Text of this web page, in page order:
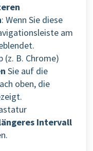
: Wenn Sie diese
am
(z. B. Chrome)
Sie auf die
oben, die
Intervall